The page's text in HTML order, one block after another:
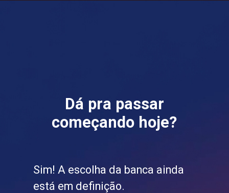
Dá pra passar
começando hoje?
Sim! A escolha da banca ainda
está em definição.